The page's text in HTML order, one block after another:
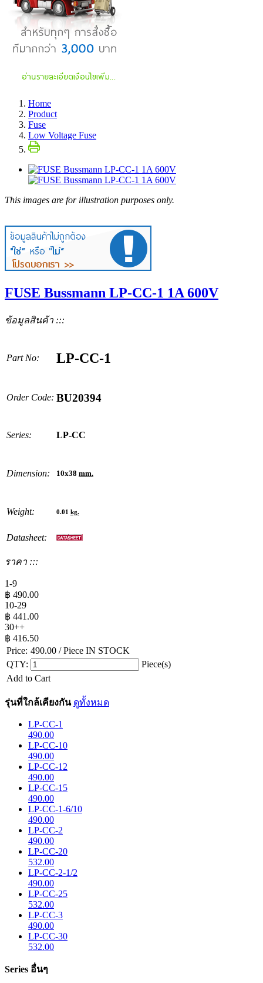
Home
Product
Fuse
Low Voltage Fuse
This images are for illustration purposes only.
FUSE Bussmann LP-CC-1 1A 600V
ข้อมูลสินค้า :::
Part No: LP-CC-1
Order Code: BU20394
Series: LP-CC
Dimension: 10x38 mm.
Weight: 0.01 kg.
Datasheet:
ราคา :::
1-9
฿ 490.00
10-29
฿ 441.00
30++
฿ 416.50
Price: 490.00 / Piece IN STOCK
QTY:
Piece(s)
Add to Cart
รุ่นที่ใกล้เคียงกัน ดูทั้งหมด
LP-CC-1
490.00
LP-CC-10
490.00
LP-CC-12
490.00
LP-CC-15
490.00
LP-CC-1-6/10
490.00
LP-CC-2
490.00
LP-CC-20
532.00
LP-CC-2-1/2
490.00
LP-CC-25
532.00
LP-CC-3
490.00
LP-CC-30
532.00
Series อื่นๆ